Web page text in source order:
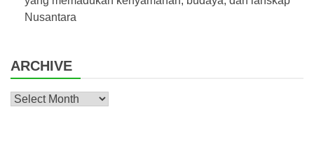
Nusantara
ARCHIVE
Archive